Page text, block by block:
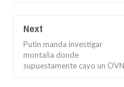
Next
Putin manda investigar
montaña donde
supuestamente cayo un